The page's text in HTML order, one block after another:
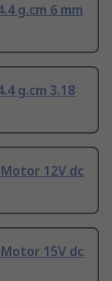
g.cm 6 mm
g.cm 3.18
Motor 12V dc
Motor 15V dc